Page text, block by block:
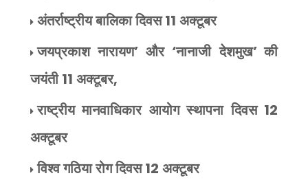
अंतर्राष्ट्रीय बालिका दिवस11 अक्टूबर
जयप्रकाश नारायण’ और ‘नानाजी देशमुख’की
जयंती11 अक्टूबर,
राष्ट्रीय मानवाधिकार आयोग स्थापना दिवस 12
अक्टूबर
विश्व गठिया रोग दिवस12 अक्टूबर